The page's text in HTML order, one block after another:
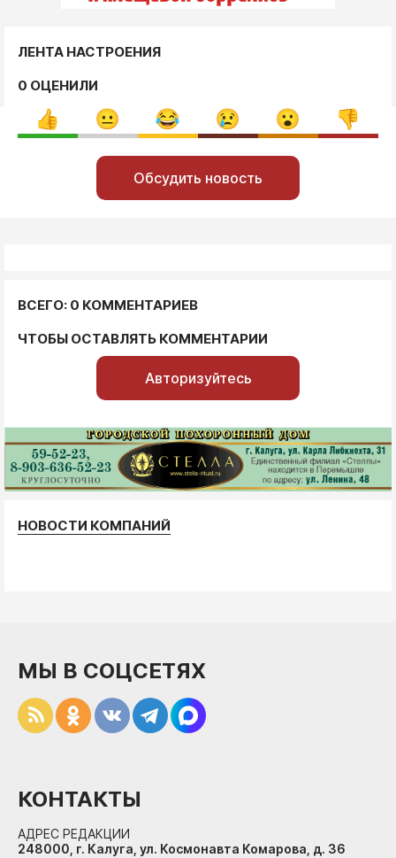
ЛЕНТА НАСТРОЕНИЯ
0 ОЦЕНИЛИ
Обсудить новость
ВСЕГО: 0 КОММЕНТАРИЕВ
ЧТОБЫ ОСТАВЛЯТЬ КОММЕНТАРИИ
Авторизуйтесь
НОВОСТИ КОМПАНИЙ
МЫ В СОЦСЕТЯХ
КОНТАКТЫ
АДРЕС РЕДАКЦИИ
248000, г. Калуга, ул. Космонавта Комарова, д. 36